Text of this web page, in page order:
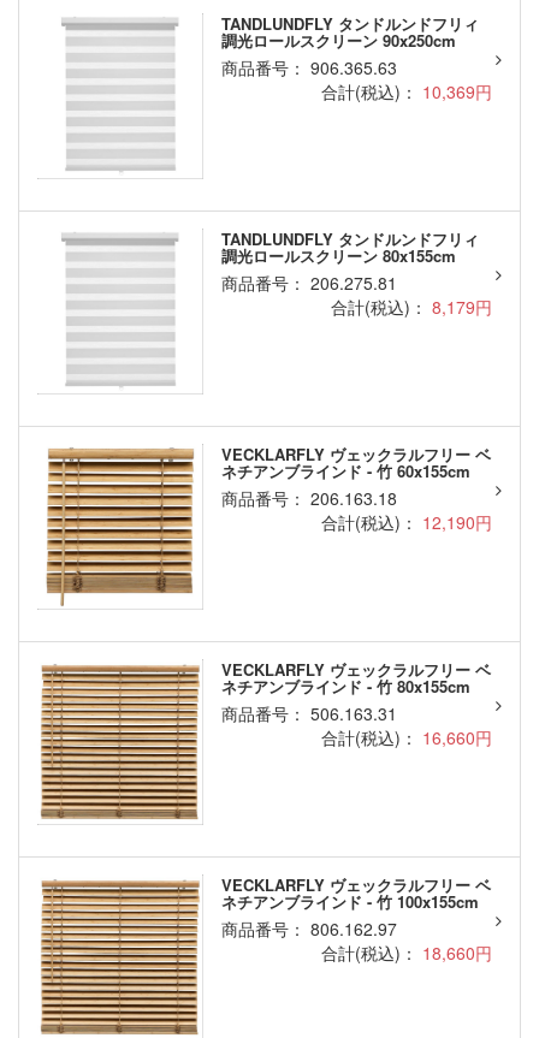
TANDLUNDFLY タンドルンドフリィ
調光ロールスクリーン 90x250cm
商品番号： 906.365.63
合計(税込)： 10,369円
TANDLUNDFLY タンドルンドフリィ
調光ロールスクリーン 80x155cm
商品番号： 206.275.81
合計(税込)： 8,179円
VECKLARFLY ヴェックラルフリー ベ
ネチアンブラインド - 竹 60x155cm
商品番号： 206.163.18
合計(税込)： 12,190円
VECKLARFLY ヴェックラルフリー ベ
ネチアンブラインド - 竹 80x155cm
商品番号： 506.163.31
合計(税込)： 16,660円
VECKLARFLY ヴェックラルフリー ベ
ネチアンブラインド - 竹 100x155cm
商品番号： 806.162.97
合計(税込)： 18,660円